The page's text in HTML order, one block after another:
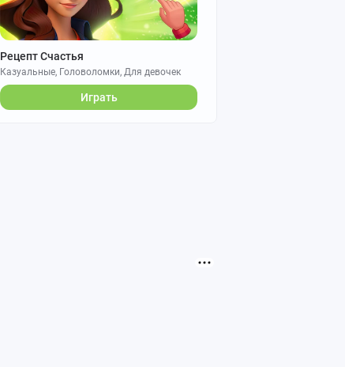
Рецепт Счастья
Казуальные, Головоломки, Для девочек
Играть